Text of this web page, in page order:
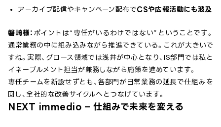
アーカイブ配信やキャンペーン配布でCSや広報活動にも波及
磐崎様： ポイントは“専任がいるわけではない”ということです。
通常業務の中に組み込みながら推進できている。これが大きいで
すね。実際、グロース領域では浅井が中心となり、IS部門では私と
イネーブルメント担当が兼務しながら施策を進めています。
専任チームを新設せずとも、各部門が日常業務の延長で仕組みを
回し、全社的な改善サイクルへとつなげています。
NEXT immedio – 仕組みで未来を変える